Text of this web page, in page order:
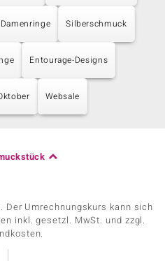
Damenringe Silberschmuck
Entourage-Designs
Websale
Umrechnungskurs kann sich
inkl. gesetzl. MwSt. und zzgl.